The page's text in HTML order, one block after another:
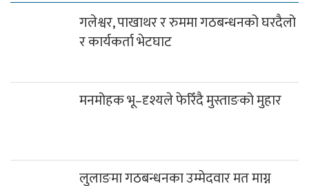
गलेश्वर, पाखाथर र रुममा गठबन्धनको घरदैलो
र कार्यकर्ता भेटघाट
मनमोहक भू–दृश्यले फेरिँदै मुस्ताङको मुहार
लुलाङमा गठबन्धनका उम्मेदवार मत माग्न